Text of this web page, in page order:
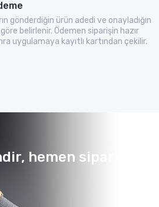
gönderdiğin ürün adedi ve onayladığın
belirlenir. Ödemen siparişin hazır
uygulamaya kayıtlı kartından çekilir.
hemen sipariş